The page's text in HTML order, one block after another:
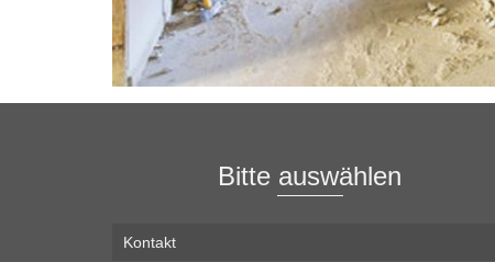
Bitte auswählen
Kontakt